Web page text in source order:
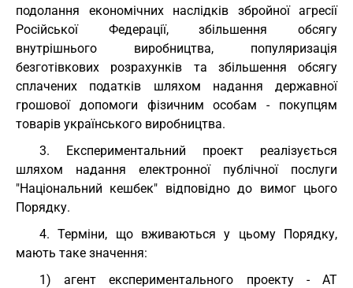
подолання економічних наслідків збройної агресії
Російської Федерації, збільшення обсягу
внутрішнього виробництва, популяризація
безготівкових розрахунків та збільшення обсягу
сплачених податків шляхом надання державної
грошової допомоги фізичним особам - покупцям
товарів українського виробництва.
3. Експериментальний проект реалізується
шляхом надання електронної публічної послуги
"Національний кешбек" відповідно до вимог цього
Порядку.
4. Терміни, що вживаються у цьому Порядку,
мають таке значення:
1) агент експериментального проекту - АТ